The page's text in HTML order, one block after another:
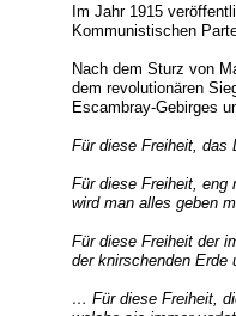
Im Jahr 1915
Kommunistischen
Nach dem Sturz von
dem revolutionären
Escambray-Gebirges
Für diese Freiheit, das
Für diese Freiheit, eng
wird man alles geben
Für diese Freiheit der
der knirschenden
… Für diese Freiheit,